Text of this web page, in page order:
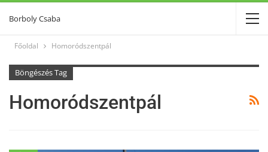
Borboly Csaba
Főoldal Homoródszentpál
Böngészés Tag
Homoródszentpál